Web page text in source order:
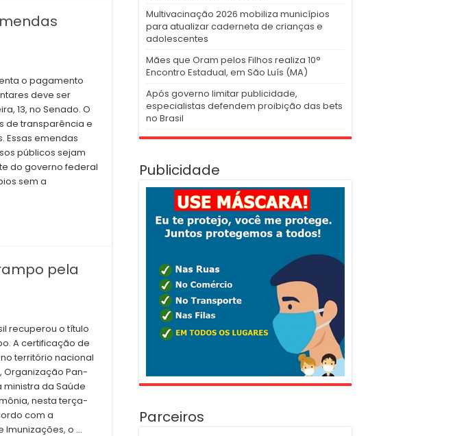
o pagamento
deve ser
13, no Senado. O
de transparência e
Essas emendas
públicos sejam
do governo federal
sem a
pela
recuperou o título
A certificação de
território nacional
Organização Pan-
da Saúde
nesta terça-
com a
Imunizações, o …
Multivacinação 2026 mobiliza municípios
para atualizar caderneta de crianças e
adolescentes
Mães que Oram pelos Filhos realiza 10°
Encontro Estadual, em São Luís (MA)
Após governo limitar publicidade,
especialistas defendem proibição das bets
no Brasil
Publicidade
Parceiros